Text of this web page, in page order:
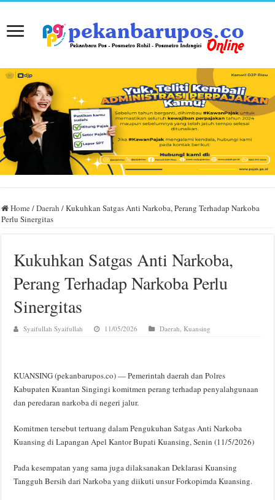
Home /Daerah /Kukuhkan Satgas Anti Narkoba, Perang Terhadap Narkoba
Perlu Sinergitas
Kukuhkan Satgas Anti Narkoba,
Perang Terhadap Narkoba Perlu
Sinergitas
Syaifullah Syaifullah 11/05/2026 Daerah Kuansing
KUANSING (pekanbarupos.co) — Pemerintah daerah dan Polres
Kabupaten Kuantan Singingi komitmen perang terhadap penyalahgunaan
dan peredaran narkoba di negeri jalur.
Komitmen tersebut tertuang dalam Pengukuhan Satgas Anti Narkoba
Kuansing di Lapangan Apel Kantor Bupati Kuansing, Senin (11/5/2026)
Pada kesempatan yang sama juga dilaksanakan Deklarasi Kuansing
Tangguh Bersih dari Narkoba yang diikuti unsur Forkopimda Kuansing.